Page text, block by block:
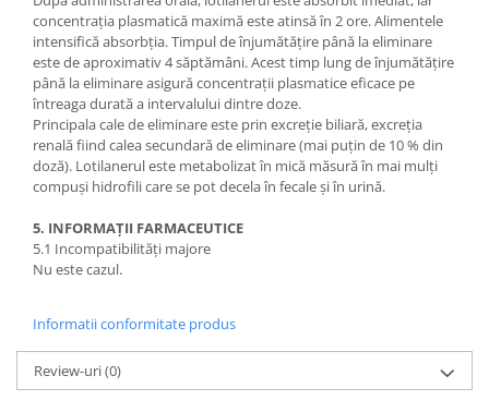
concentrația plasmatică maximă este atinsă în 2 ore. Alimentele
intensifică absorbția. Timpul de înjumătățire până la eliminare
este de aproximativ 4 săptămâni. Acest timp lung de înjumătățire
până la eliminare asigură concentrații plasmatice eficace pe
întreaga durată a intervalului dintre doze.
Principala cale de eliminare este prin excreție biliară, excreția
renală fiind calea secundară de eliminare (mai puțin de 10 % din
doză). Lotilanerul este metabolizat în mică măsură în mai mulți
compuși hidrofili care se pot decela în fecale și în urină.
5. INFORMAȚII FARMACEUTICE
5.1 Incompatibilități majore
Nu este cazul.
Informatii conformitate produs
Review-uri(0)